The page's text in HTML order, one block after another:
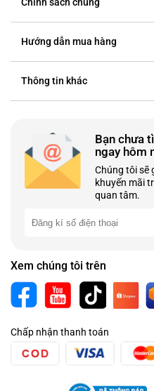
Chính sách chung
Hướng dẫn mua hàng
Thông tin khác
Bạn chưa
ngay hôm
Chúng tôi sẽ
khuyến mãi
quan tâm.
Xem chúng tôi trên
Chấp nhận thanh toán